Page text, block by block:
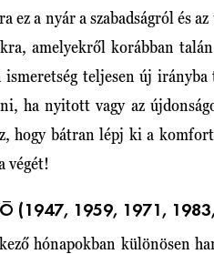
ez a nyár a szabadságról és
amelyekről korábban
ismeretség teljesen új irányba
ha nyitott vagy az
hogy bátran lépj ki a
végét!
(1947, 1959, 1971,
hónapokban különösen